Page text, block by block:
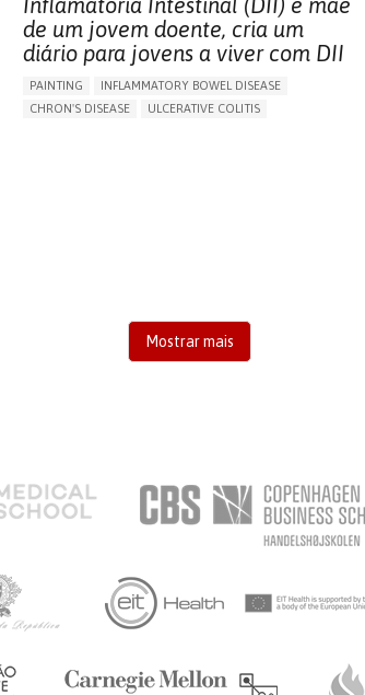
de um jovem doente, cria um
diário para jovens a viver com DII
PAINTING
INFLAMMATORY BOWEL DISEASE
CHRON'S DISEASE
ULCERATIVE COLITIS
Mostrar mais